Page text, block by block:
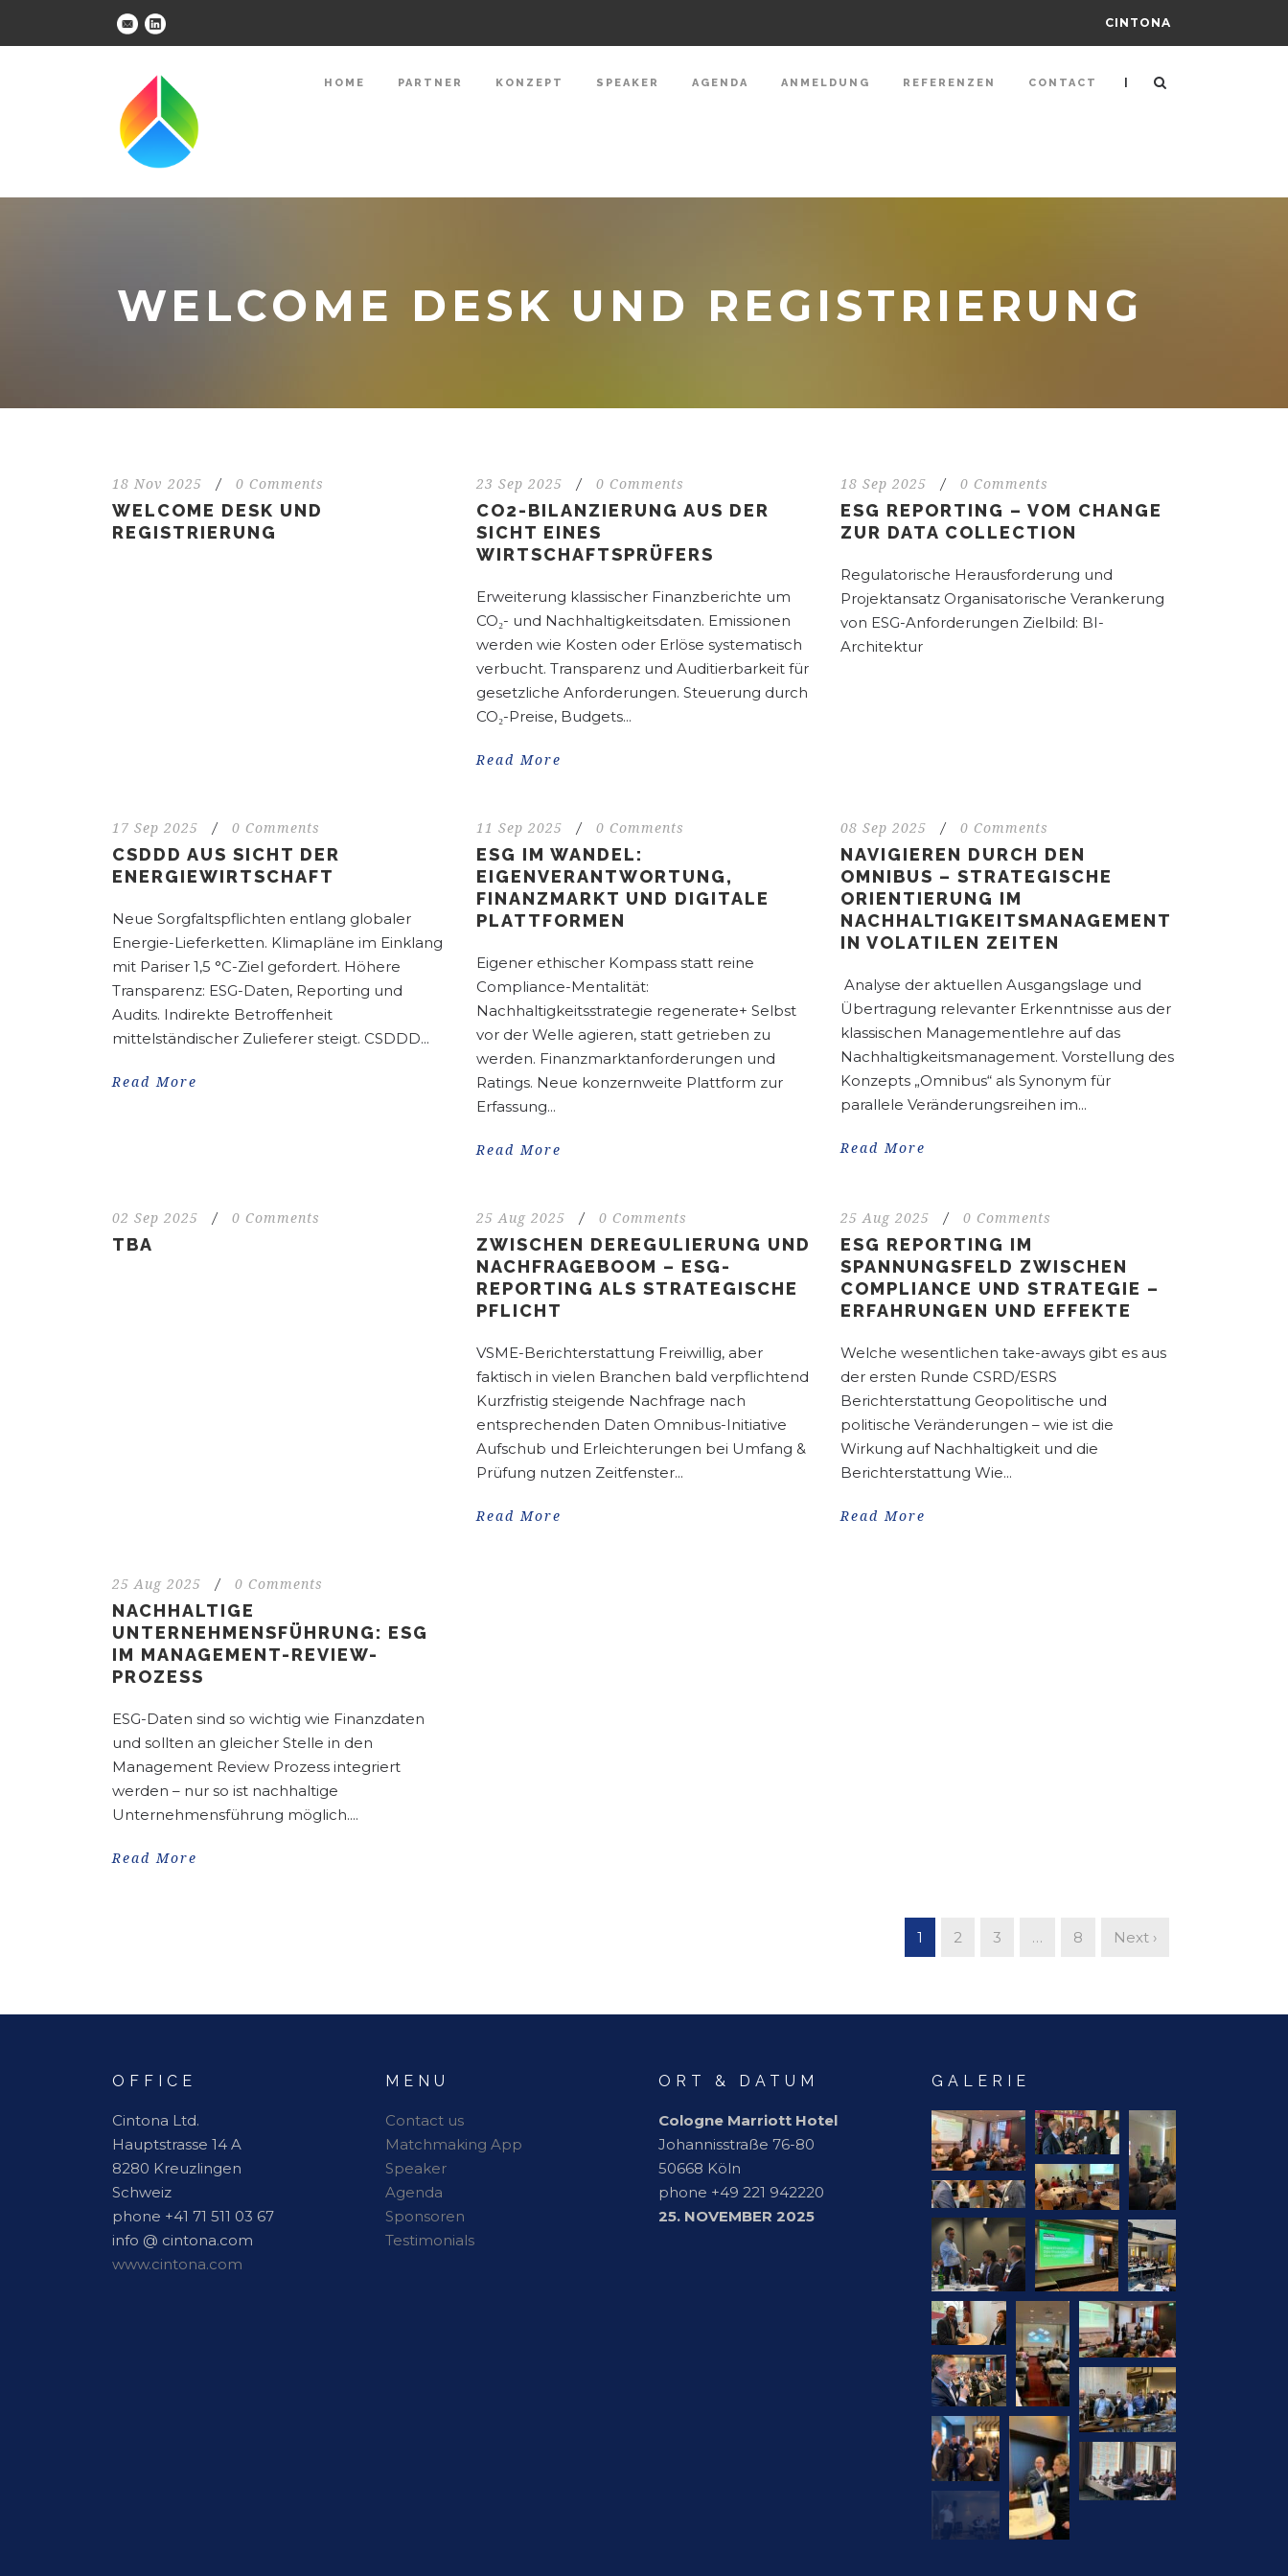
CINTONA
HOME PARTNER KONZEPT SPEAKER AGENDA ANMELDUNG REFERENZEN CONTACT |
WELCOME DESK UND REGISTRIERUNG
18 Nov 2025 / 0 Comments
WELCOME DESK UND
REGISTRIERUNG
23 Sep 2025 / 0 Comments
CO2-BILANZIERUNG AUS DER
SICHT EINES
WIRTSCHAFTSPRÜFERS
Erweiterung klassischer Finanzberichte um
CO₂- und Nachhaltigkeitsdaten. Emissionen
werden wie Kosten oder Erlöse systematisch
verbucht. Transparenz und Auditierbarkeit für
gesetzliche Anforderungen. Steuerung durch
CO₂-Preise, Budgets...
Read More
18 Sep 2025 / 0 Comments
ESG REPORTING – VOM CHANGE
ZUR DATA COLLECTION
Regulatorische Herausforderung und
Projektansatz Organisatorische Verankerung
von ESG-Anforderungen Zielbild: BI-
Architektur
17 Sep 2025 / 0 Comments
CSDDD AUS SICHT DER
ENERGIEWIRTSCHAFT
Neue Sorgfaltspflichten entlang globaler
Energie-Lieferketten. Klimapläne im Einklang
mit Pariser 1,5 °C-Ziel gefordert. Höhere
Transparenz: ESG-Daten, Reporting und
Audits. Indirekte Betroffenheit
mittelständischer Zulieferer steigt. CSDDD...
Read More
11 Sep 2025 / 0 Comments
ESG IM WANDEL:
EIGENVERANTWORTUNG,
FINANZMARKT UND DIGITALE
PLATTFORMEN
Eigener ethischer Kompass statt reine
Compliance-Mentalität:
Nachhaltigkeitsstrategie regenerate+ Selbst
vor der Welle agieren, statt getrieben zu
werden. Finanzmarktanforderungen und
Ratings. Neue konzernweite Plattform zur
Erfassung...
Read More
08 Sep 2025 / 0 Comments
NAVIGIEREN DURCH DEN
OMNIBUS – STRATEGISCHE
ORIENTIERUNG IM
NACHHALTIGKEITSMANAGEMENT
IN VOLATILEN ZEITEN
Analyse der aktuellen Ausgangslage und
Übertragung relevanter Erkenntnisse aus der
klassischen Managementlehre auf das
Nachhaltigkeitsmanagement. Vorstellung des
Konzepts „Omnibus“ als Synonym für
parallele Veränderungsreihen im...
Read More
02 Sep 2025 / 0 Comments
TBA
25 Aug 2025 / 0 Comments
ZWISCHEN DEREGULIERUNG UND
NACHFRAGEBOOM – ESG-
REPORTING ALS STRATEGISCHE
PFLICHT
VSME-Berichterstattung Freiwillig, aber
faktisch in vielen Branchen bald verpflichtend
Kurzfristig steigende Nachfrage nach
entsprechenden Daten Omnibus-Initiative
Aufschub und Erleichterungen bei Umfang &
Prüfung nutzen Zeitfenster...
Read More
25 Aug 2025 / 0 Comments
ESG REPORTING IM
SPANNUNGSFELD ZWISCHEN
COMPLIANCE UND STRATEGIE –
ERFAHRUNGEN UND EFFEKTE
Welche wesentlichen take-aways gibt es aus
der ersten Runde CSRD/ESRS
Berichterstattung Geopolitische und
politische Veränderungen – wie ist die
Wirkung auf Nachhaltigkeit und die
Berichterstattung Wie...
Read More
25 Aug 2025 / 0 Comments
NACHHALTIGE
UNTERNEHMENSFÜHRUNG: ESG
IM MANAGEMENT-REVIEW-
PROZESS
ESG-Daten sind so wichtig wie Finanzdaten
und sollten an gleicher Stelle in den
Management Review Prozess integriert
werden – nur so ist nachhaltige
Unternehmensführung möglich....
Read More
1 2 3 … 8 Next ›
OFFICE
Cintona Ltd.
Hauptstrasse 14 A
8280 Kreuzlingen
Schweiz
phone +41 71 511 03 67
info @ cintona.com
www.cintona.com
MENU
Contact us
Matchmaking App
Speaker
Agenda
Sponsoren
Testimonials
ORT & DATUM
Cologne Marriott Hotel
Johannisstraße 76-80
50668 Köln
phone +49 221 942220
25. NOVEMBER 2025
GALERIE